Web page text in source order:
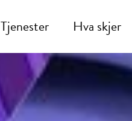
Tjenester Hva skjer